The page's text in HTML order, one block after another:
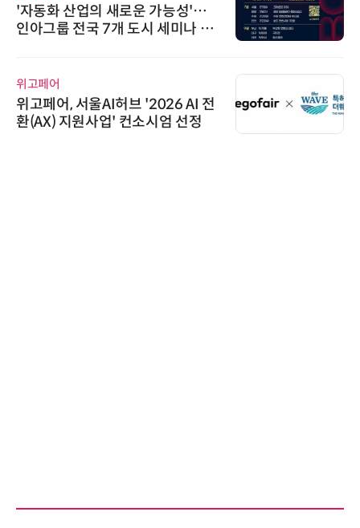
'자동화 산업의 새로운 가능성'…
인아그룹 전국 7개 도시 세미나 페
위고페어
위고페어, 서울AI허브 '2026 AI 전
환(AX) 지원사업' 컨소시엄 선정